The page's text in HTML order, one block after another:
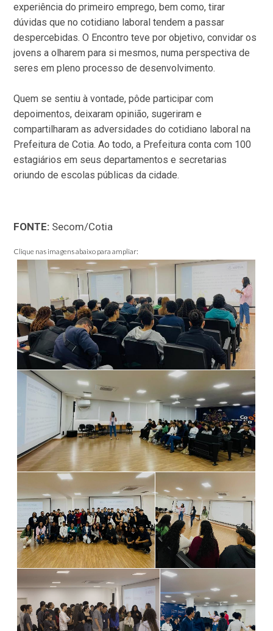
experiência do primeiro emprego, bem como, tirar
dúvidas que no cotidiano laboral tendem a passar
despercebidas. O Encontro teve por objetivo, convidar os
jovens a olharem para si mesmos, numa perspectiva de
seres em pleno processo de desenvolvimento.
Quem se sentiu à vontade, pôde participar com
depoimentos, deixaram opinião, sugeriram e
compartilharam as adversidades do cotidiano laboral na
Prefeitura de Cotia. Ao todo, a Prefeitura conta com 100
estagiários em seus departamentos e secretarias
oriundo de escolas públicas da cidade.
FONTE: Secom/Cotia
Clique nas imagens abaixo para ampliar: